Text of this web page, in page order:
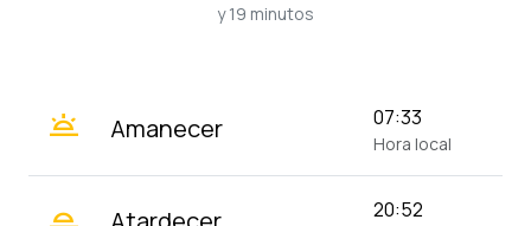
y 19 minutos
wb_twilight Amanecer 07:33
Hora local
wb_twilight_2 20:52